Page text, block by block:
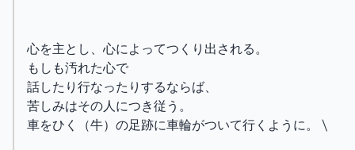
心を主とし、心によってつくり出される。
もしも汚れた心で
話したり行なったりするならば、
苦しみはその人につき従う。
車をひく（牛）の足跡に車輪がついて行くように。 \